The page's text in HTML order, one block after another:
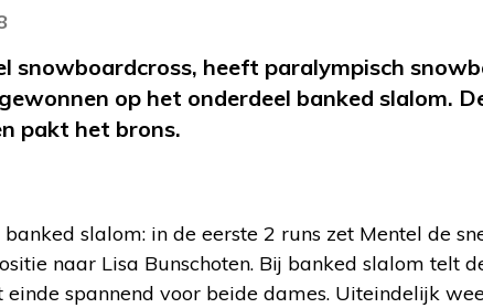
snowboardcross, heeft paralympisch
op het onderdeel banked slalom.
pakt het brons.
slalom: in de eerste 2 runs zet Mentel de
naar Lisa Bunschoten. Bij banked slalom telt
spannend voor beide dames. Uiteindelijk